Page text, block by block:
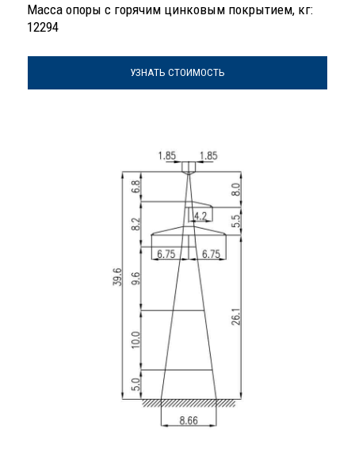
Масса опоры с горячим цинковым покрытием, кг:
12294
УЗНАТЬ СТОИМОСТЬ